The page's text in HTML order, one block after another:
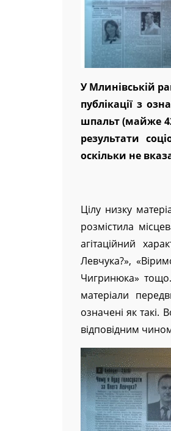
У Млинівській
публікації з
шпальт (майже
результати
оскільки не
Цілу низку
розмістила
агітаційний
Левчука?»,
Чигринюка»
матеріали
означені як такі.
відповідним